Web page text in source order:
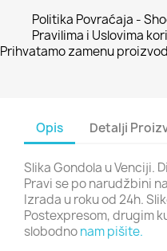
Politika Povraćaja -
Pravilima i Uslovima
Prihvatamo zamenu
Opis Detalji
Slika Gondola u Venciji.
Pravi se po narudžbini
Izrada u roku od 24h.
Postexpresom, drugim
slobodnonam pišite.